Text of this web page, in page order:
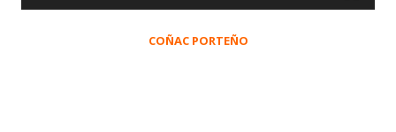
COÑAC PORTEÑO